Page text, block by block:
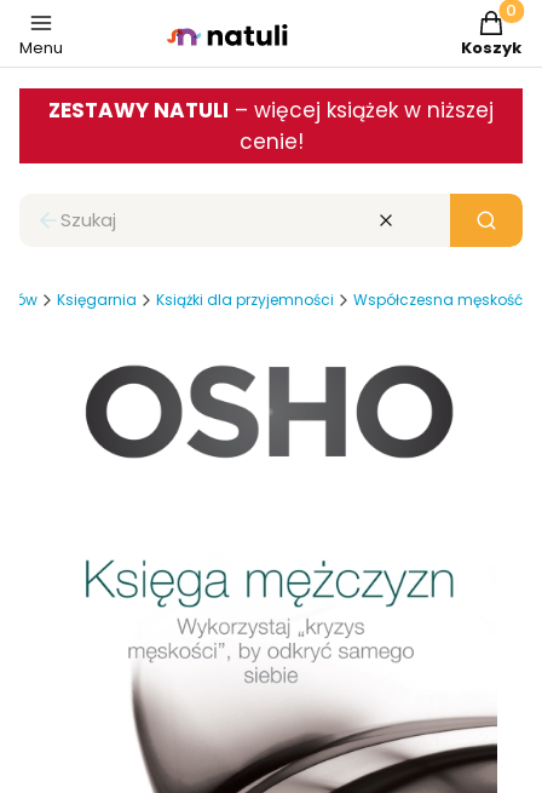
Menu Koszyk
ZESTAWY NATULI – więcej książek w niższej
cenie!
Zamknij wyszukiwarkę Wyczyść Szukaj
Księgarnia Książki dla przyjemności Współczesna męskość